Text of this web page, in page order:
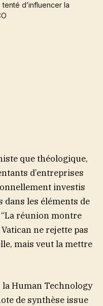
que théologique,
d’entreprises
investis
dans les éléments de
réunion montre
ne rejette pas
mais veut la mettre
Human Technology
de synthèse issue